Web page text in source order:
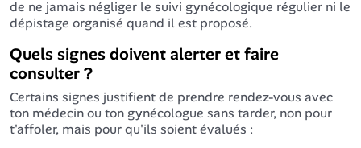
de ne jamais négliger le suivi gynécologique régulier ni le
dépistage organisé quand il est proposé.
Quels signes doivent alerter et faire
consulter ?
Certains signes justifient de prendre rendez-vous avec
ton médecin ou ton gynécologue sans tarder, non pour
t'affoler, mais pour qu'ils soient évalués :